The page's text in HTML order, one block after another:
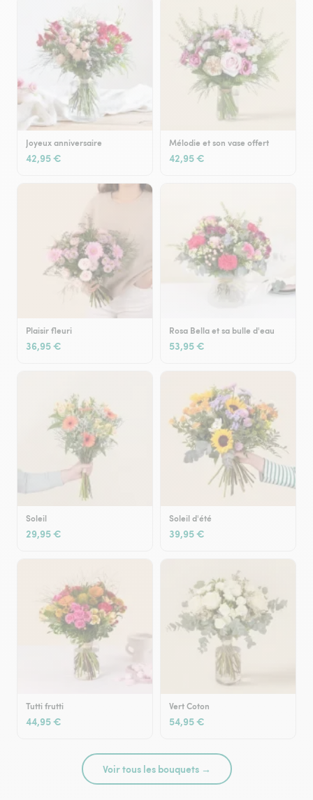
Joyeux anniversaire
42,95 €
Mélodie et son vase offert
42,95 €
Plaisir fleuri
36,95 €
Rosa Bella et sa bulle d'eau
53,95 €
Soleil
29,95 €
Soleil d'été
39,95 €
Tutti frutti
44,95 €
Vert Coton
54,95 €
Voir tous les bouquets →